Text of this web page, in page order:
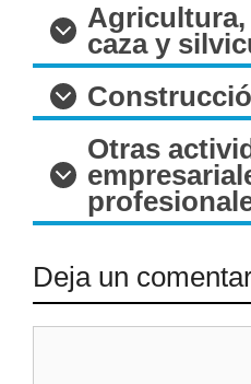
Agricultura,
caza y
Otras
Deja un